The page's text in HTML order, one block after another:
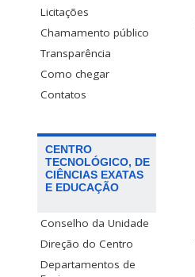
Licitações
Chamamento público
Transparência
Como chegar
Contatos
CENTRO
TECNOLÓGICO, DE
CIÊNCIAS EXATAS
E EDUCAÇÃO
Conselho da Unidade
Direção do Centro
Departamentos de